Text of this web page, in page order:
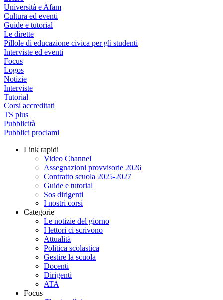
Università e Afam
Cultura ed eventi
Guide e tutorial
Le dirette
Pillole di educazione civica per gli studenti
Interviste ed eventi
Focus
Logos
Notizie
Interviste
Tutorial
Corsi accreditati
TS plus
Pubblicità
Pubblici proclami
Link rapidi
Video Channel
Assegnazioni provvisorie 2026
Contratto scuola 2025-2027
Guide e tutorial
Sos dirigenti
I nostri corsi
Categorie
Le notizie del giorno
I lettori ci scrivono
Attualità
Politica scolastica
Gestire la scuola
Docenti
Dirigenti
ATA
Focus